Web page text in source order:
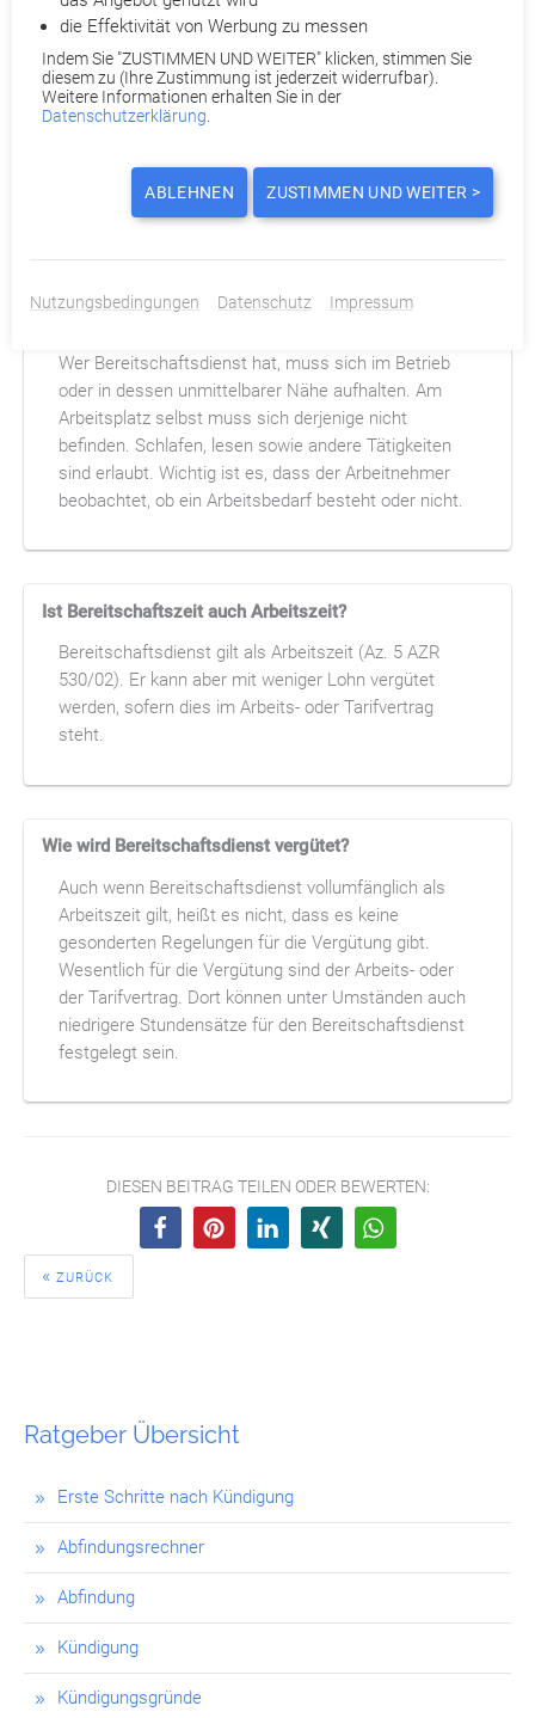
Ratgeber Übersicht
Erste Schritte nach Kündigung
Abfindungsrechner
Abfindung
Kündigung
Kündigungsgründe
Sie dazu Ihre Kündigung bei Gefeuert.de ein. Für Sie entstehen
dabei keine Anwalts- und Verfahrenskosten. Denn diese
werden entweder von uns oder Ihrer
Rechtsschutzversicherung übernommen. Eine Provision für
Sie rechtsschutzversichert? Dann übernehmen wir zusätzlich
Ihre Selbstbeteiligung.
Wer Bereitschaftsdienst hat, muss sich im Betrieb
oder in dessen unmittelbarer Nähe aufhalten. Am
Arbeitsplatz selbst muss sich derjenige nicht
befinden. Schlafen, lesen sowie andere Tätigkeiten
sind erlaubt. Wichtig ist es, dass der Arbeitnehmer
beobachtet, ob ein Arbeitsbedarf besteht oder nicht.
Ist Bereitschaftszeit auch Arbeitszeit?
Bereitschaftsdienst gilt als Arbeitszeit (Az. 5 AZR
530/02). Er kann aber mit weniger Lohn vergütet
werden, sofern dies im Arbeits- oder Tarifvertrag
steht.
Wie wird Bereitschaftsdienst vergütet?
Auch wenn Bereitschaftsdienst vollumfänglich als
Arbeitszeit gilt, heißt es nicht, dass es keine
gesonderten Regelungen für die Vergütung gibt.
Wesentlich für die Vergütung sind der Arbeits- oder
der Tarifvertrag. Dort können unter Umständen auch
niedrigere Stundensätze für den Bereitschaftsdienst
festgelegt sein.
DIESEN BEITRAG TEILEN ODER BEWERTEN:
ZURÜCK
die Effektivität von Werbung zu messen
Indem Sie "ZUSTIMMEN UND WEITER" klicken, stimmen Sie
diesem zu (Ihre Zustimmung ist jederzeit widerrufbar).
Weitere Informationen erhalten Sie in der
Datenschutzerklärung
ABLEHNEN ZUSTIMMEN UND WEITER >
Nutzungsbedingungen Datenschutz Impressum